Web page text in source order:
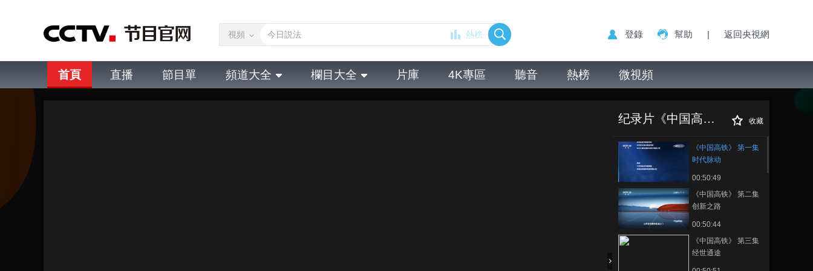
視頻 熱榜 登錄 幫助 | 返回央視網
首頁 直播 節目單 頻道大全 欄目大全 片庫 4K專區 聽音 熱榜 微視頻
纪录片《中国高铁》 收藏
《中国高铁》 第一集
时代脉动
00:50:49
《中国高铁》 第二集
创新之路
00:50:44
《中国高铁》 第三集
经世通途